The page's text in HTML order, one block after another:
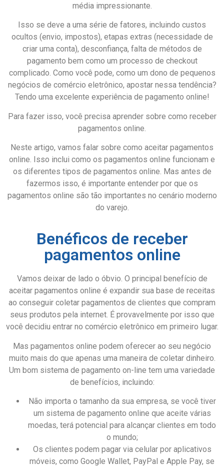
média impressionante.
Isso se deve a uma série de fatores, incluindo custos
ocultos (envio, impostos), etapas extras (necessidade de
criar uma conta), desconfiança, falta de métodos de
pagamento bem como um processo de checkout
complicado. Como você pode, como um dono de pequenos
negócios de comércio eletrônico, apostar nessa tendência?
Tendo uma excelente experiência de pagamento online!
Para fazer isso, você precisa aprender sobre como receber
pagamentos online.
Neste artigo, vamos falar sobre como aceitar pagamentos
online. Isso inclui como os pagamentos online funcionam e
os diferentes tipos de pagamentos online. Mas antes de
fazermos isso, é importante entender por que os
pagamentos online são tão importantes no cenário moderno
do varejo.
Benéficos de receber
pagamentos online
Vamos deixar de lado o óbvio. O principal benefício de
aceitar pagamentos online é expandir sua base de receitas
ao conseguir coletar pagamentos de clientes que compram
seus produtos pela internet. É provavelmente por isso que
você decidiu entrar no comércio eletrônico em primeiro lugar.
Mas pagamentos online podem oferecer ao seu negócio
muito mais do que apenas uma maneira de coletar dinheiro.
Um bom sistema de pagamento on-line tem uma variedade
de benefícios, incluindo:
Não importa o tamanho da sua empresa, se você tiver
um sistema de pagamento online que aceite várias
moedas, terá potencial para alcançar clientes em todo
o mundo;
Os clientes podem pagar via celular por aplicativos
móveis, como Google Wallet, PayPal e Apple Pay, se